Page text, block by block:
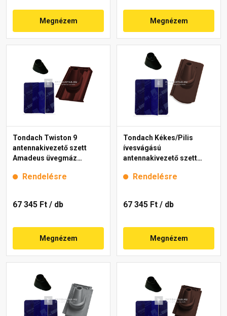
Megnézem Megnézem
Tondach Twiston 9
antennakivezető szett
Amadeus üvegmáz
Rendelésre
67 345 Ft / db
Megnézem
Tondach Kékes/Pilis
ívesvágású
antennakivezető szett
Rendelésre
67 345 Ft / db
Megnézem